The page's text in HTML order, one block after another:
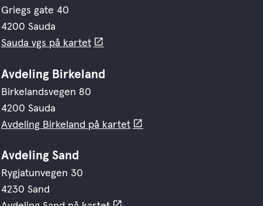
Griegs gate 40
4200 Sauda
Sauda vgs på kartet
Avdeling Birkeland
Birkelandsvegen 80
4200 Sauda
Avdeling Birkeland på kartet
Avdeling Sand
Rygjatunvegen 30
4230 Sand